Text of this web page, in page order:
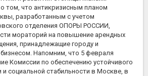
том, что антикризисным планом
разработанным с учетом
отделения ОПОРЫ РОССИИ,
мораторий на повышение арендных
принадлежащие городу и
Напомним, что 5 февраля
Комиссии по обеспечению устойчивого
и социальной стабильности в Москве, в